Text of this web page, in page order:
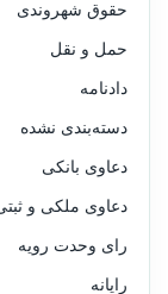
حقوق شهروندی
حمل و نقل
دادنامه
دسته‌بندی نشده
دعاوی بانکی
دعاوی ملکی و
رای وحدت رویه
رایانه